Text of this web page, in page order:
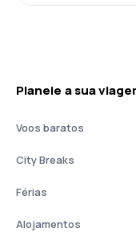
Planeie a sua
Voos baratos
City Breaks
Férias
Alojamentos